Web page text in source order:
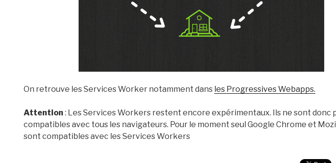
On retrouve les Services Worker notamment dans les Progressives Webapps.
Attention : Les Services Workers restent encore expérimentaux. Ils ne sont donc
compatibles avec tous les navigateurs. Pour le moment seul Google Chrome et
sont compatibles avec les Services Workers